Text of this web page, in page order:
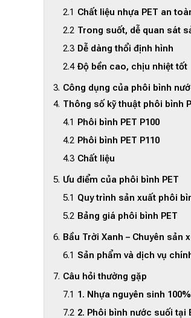
Chất liệu nhựa PET an
Trong suốt, dễ quan sát
Dễ dàng thổi định hình
Độ bền cao, chịu nhiệt tốt
Công dụng của phôi bình
Thông số kỹ thuật phôi bình
Phôi bình PET P100
Phôi bình PET P110
Chất liệu
Ưu điểm của phôi bình PET
Quy trình sản xuất phôi
Bảng giá phôi bình PET
Bầu Trời Xanh – Chuyên
Sản phẩm và dịch vụ
Câu hỏi thường gặp
1. Nhựa nguyên sinh
2. Phôi bình nước suối tại